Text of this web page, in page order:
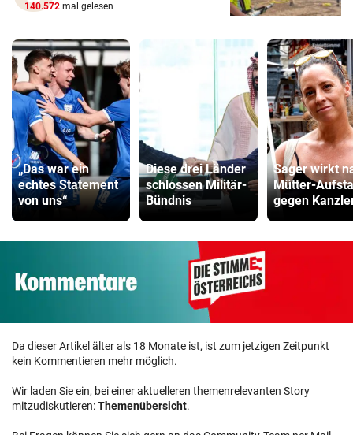
140.572 mal gelesen
„Das war ein
echtes Statement
von uns“
Diese drei Länder
schlossen Militär-
Bündnis
Sager wirkt
Mütter-
gegen
Da dieser Artikel älter als 18 Monate ist, ist zum jetzigen Zeitpunkt
kein Kommentieren mehr möglich.
Wir laden Sie ein, bei einer aktuelleren themenrelevanten Story
mitzudiskutieren:Themenübersicht.